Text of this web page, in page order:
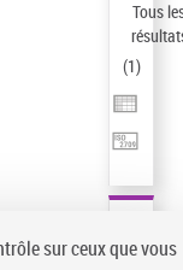
Tous
(1)
sur ceux que vous